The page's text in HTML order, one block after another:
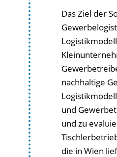
Das Ziel der
nachhaltige
und
und zu
die in Wien